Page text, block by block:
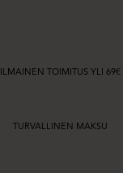
ILMAINEN TOIMITUS YLI 69€
TURVALLINEN MAKSU